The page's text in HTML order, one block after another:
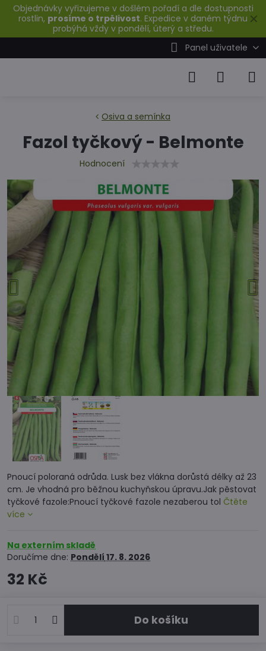
✕
Objednávky vyřizujeme v došlém pořadí a dle dostupnosti
rostlin, prosíme o trpělivost. Expedice v daném týdnu
probýhá vždy v pondělí, úterý a středu.
Panel uživatele
Osiva a semínka
Fazol tyčkový - Belmonte
Hodnocení
Pnoucí poloraná odrůda. Lusk bez vlákna dorůstá délky až 23
cm. Je vhodná pro běžnou kuchyňskou úpravu.Jak pěstovat
tyčkové fazole:Pnoucí tyčkové fazole nezaberou tol Čtěte
více
Na externím skladě
Doručíme dne: Pondělí 17. 8. 2026
32 Kč
Do košíku